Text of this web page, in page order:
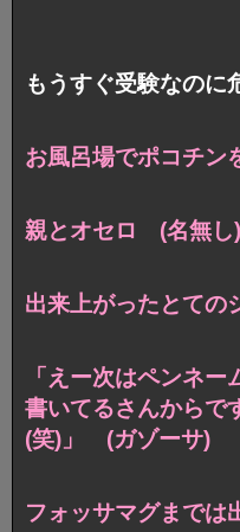
もうすぐ受験なのに
お風呂場でポコチ
親とオセロ (名無し)
出来上がったとて
「えー次はペンネ
書いてるさんから
(笑)」 (ガゾーサ)
フォッサマグまで